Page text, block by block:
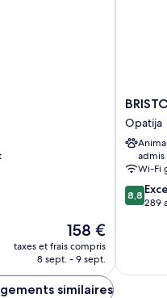
Le
nouveau
prix
de
158 €
taxes et frais compris
8 sept. - 9 sept.
BRISTOL
Hotel
Opatija
Opatija
Opatija
admis
Wi-Fi
8.8
sur
8,8
289
similaires